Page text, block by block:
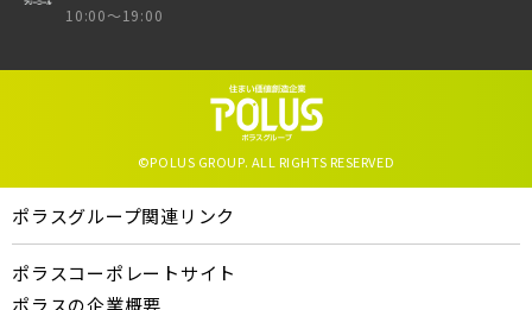
10:00～19:00
©POLUS GROUP. ALL RIGHTS RESERVED
ポラスグループ関連リンク
ポラスコーポレートサイト
ポラスの企業概要